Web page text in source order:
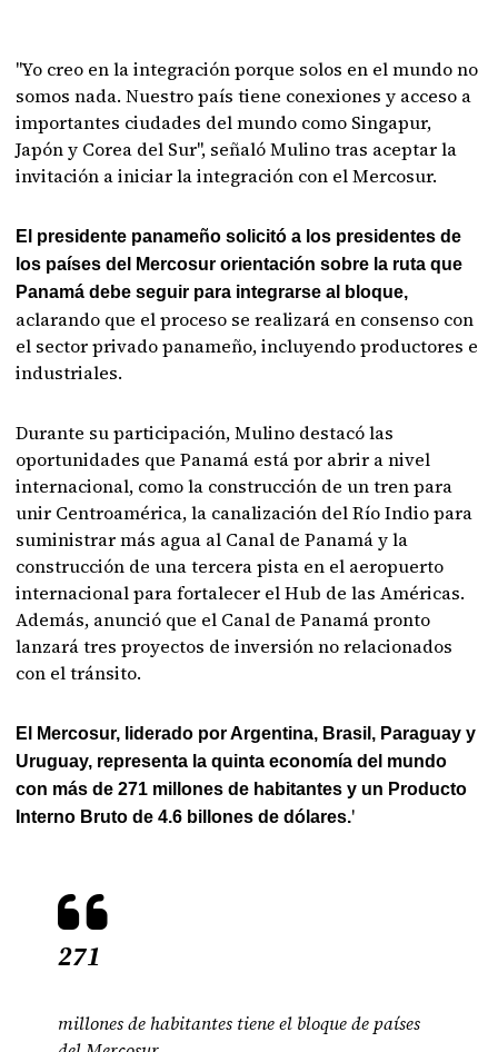
"Yo creo en la integración porque solos en el mundo no
somos nada. Nuestro país tiene conexiones y acceso a
importantes ciudades del mundo como Singapur,
Japón y Corea del Sur", señaló Mulino tras aceptar la
invitación a iniciar la integración con el Mercosur.
El presidente panameño solicitó a los presidentes de
los países del Mercosur orientación sobre la ruta que
Panamá debe seguir para integrarse al bloque,
aclarando que el proceso se realizará en consenso con
el sector privado panameño, incluyendo productores e
industriales.
Durante su participación, Mulino destacó las
oportunidades que Panamá está por abrir a nivel
internacional, como la construcción de un tren para
unir Centroamérica, la canalización del Río Indio para
suministrar más agua al Canal de Panamá y la
construcción de una tercera pista en el aeropuerto
internacional para fortalecer el Hub de las Américas.
Además, anunció que el Canal de Panamá pronto
lanzará tres proyectos de inversión no relacionados
con el tránsito.
El Mercosur, liderado por Argentina, Brasil, Paraguay y
Uruguay, representa la quinta economía del mundo
con más de 271 millones de habitantes y un Producto
Interno Bruto de 4.6 billones de dólares.'
271
millones de habitantes tiene el bloque de países